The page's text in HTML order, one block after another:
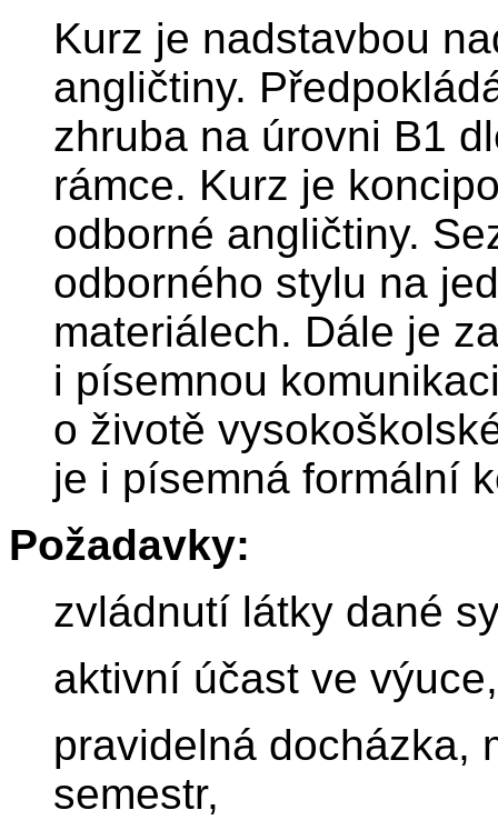
Kurz je nadstavbou
angličtiny.
zhruba na úrovni B1
rámce. Kurz je
odborné angličtiny.
odborného stylu na
materiálech. Dále je
i písemnou
o životě
je i písemná formální
Požadavky:
zvládnutí látky dané
aktivní účast ve výuce,
pravidelná docházka,
semestr,